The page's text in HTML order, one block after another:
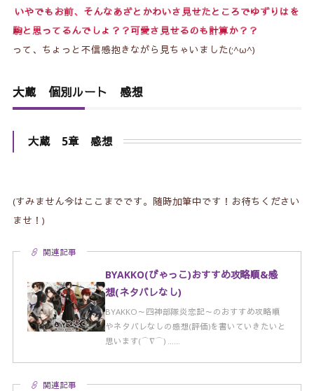
いやでもお前、そんなあざとかわいさ見せたところでゆずりはを
駒と思ってるんでしょ？？可愛さ見せるのも計算か？？
って、ちょっと不信感抱きながら見ちゃいました(;^ω^)
大蔵 個別ルート 感想
大蔵 5章 感想
(すみません今はここまでです。随時加筆中です！お待ちください
ませ！)
関連記事
BYAKKO(びゃっこ)おすすめ攻略順&感
想(ネタバレなし)
BYAKKO～四神部隊炎恋記～のおすすめ攻略順
やネタバレなしの感想(評価)を書いていきたいと
思います(⌒∇⌒) ……
関連記事